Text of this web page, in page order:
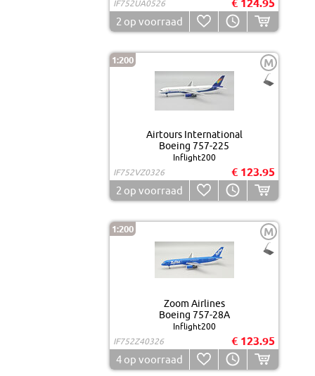
IF752UA0526
€ 124.95
2 op voorraad
1:200 M
Airtours International
Boeing 757-225
Inflight200
IF752VZ0326
€ 123.95
2 op voorraad
1:200 M
Zoom Airlines
Boeing 757-28A
Inflight200
IF752Z40326
€ 123.95
4 op voorraad